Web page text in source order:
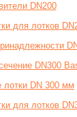
DN200
для лотков
DN300
лотки DN 300 мм
для лотков